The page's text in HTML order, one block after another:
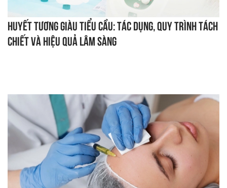
Huyết tương giàu tiểu cầu: Tác dụng, quy trình tách
chiết và hiệu quả lâm sàng